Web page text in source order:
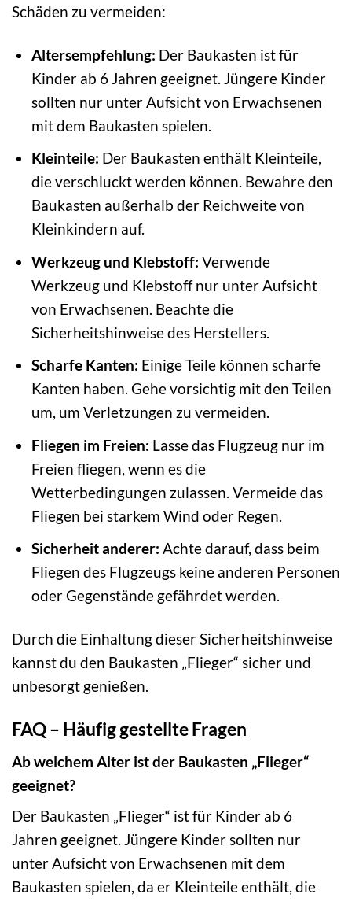
Schäden zu vermeiden:
Altersempfehlung: Der Baukasten ist für
Kinder ab 6 Jahren geeignet. Jüngere Kinder
sollten nur unter Aufsicht von Erwachsenen
mit dem Baukasten spielen.
Kleinteile: Der Baukasten enthält Kleinteile,
die verschluckt werden können. Bewahre den
Baukasten außerhalb der Reichweite von
Kleinkindern auf.
Werkzeug und Klebstoff: Verwende
Werkzeug und Klebstoff nur unter Aufsicht
von Erwachsenen. Beachte die
Sicherheitshinweise des Herstellers.
Scharfe Kanten: Einige Teile können scharfe
Kanten haben. Gehe vorsichtig mit den Teilen
um, um Verletzungen zu vermeiden.
Fliegen im Freien: Lasse das Flugzeug nur im
Freien fliegen, wenn es die
Wetterbedingungen zulassen. Vermeide das
Fliegen bei starkem Wind oder Regen.
Sicherheit anderer: Achte darauf, dass beim
Fliegen des Flugzeugs keine anderen Personen
oder Gegenstände gefährdet werden.
Durch die Einhaltung dieser Sicherheitshinweise
kannst du den Baukasten „Flieger“ sicher und
unbesorgt genießen.
FAQ – Häufig gestellte Fragen
Ab welchem Alter ist der Baukasten „Flieger“
geeignet?
Der Baukasten „Flieger“ ist für Kinder ab 6
Jahren geeignet. Jüngere Kinder sollten nur
unter Aufsicht von Erwachsenen mit dem
Baukasten spielen, da er Kleinteile enthält, die